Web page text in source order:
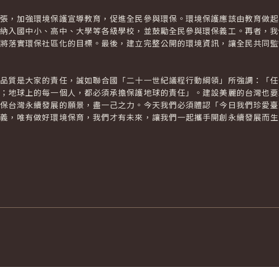
加強環境保護宣導教育，促進全民參與環保。環境保護應該由教育做起
入國中小、高中、大學等各級學校，並鼓勵全民參與環保義工。再者，
落實環保社區化的目標。最後，建立完整公開的環境資訊，讓全民共同
是大家的責任，誠如聯合國「二十一世紀議程行動綱領」所強調：「
地球上的每一個人，都必須承擔保護地球的責任」。建設美麗的台灣也
台灣永續發展的願景，盡一己之力。今天我們必須體認「今日我們珍愛
，唯有做好環境保育，我們才有未來，讓我們一起攜手開創永續發展而